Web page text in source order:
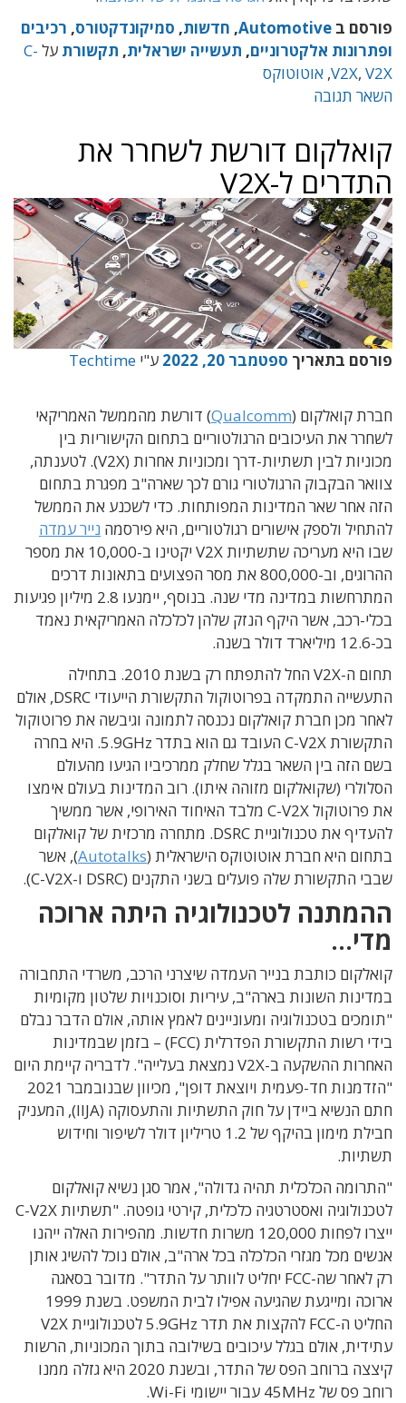
פורסם ב Automotive
, חדשות, סמיקונדקטורס, רכיבים
ופתרונות אלקטרוניים, תעשייה ישראלית, תקשורת על C-
V2X, V2X
, אוטוטוקס
השאר תגובה
קואלקום דורשת לשחרר את
התדרים ל-V2X
פורסם בתאריך ספטמבר 20, 2022 ע"י Techtime
חברת קואלקום (Qualcomm) דורשת מהממשל האמריקאי
לשחרר את העיכובים הרגולטוריים בתחום הקישוריות בין
מכוניות לבין תשתיות-דרך ומכוניות אחרות (V2X). לטענתה,
צוואר הבקבוק הרגולטורי גורם לכך שארה"ב מפגרת בתחום
הזה אחר שאר המדינות המפותחות. כדי לשכנע את הממשל
להתחיל ולספק אישורים רגולטוריים, היא פירסמה נייר עמדה
שבו היא מעריכה שתשתיות V2X יקטינו ב-10,000 את מספר
ההרוגים, וב-800,000 את מסר הפצועים בתאונות דרכים
המתרחשות במדינה מדי שנה. בנוסף, יימנעו 2.8 מיליון פגיעות
בכלי-רכב, אשר היקף הנזק שלהן לכלכלה האמריקאית נאמד
בכ-12.6 מיליארד דולר בשנה.
תחום ה-V2X החל להתפתח רק בשנת 2010. בתחילה
התעשייה התמקדה בפרוטוקול התקשורת הייעודי DSRC, אולם
לאחר מכן חברת קואלקום נכנסה לתמונה וגיבשה את פרוטוקול
התקשורת C-V2X העובד גם הוא בתדר 5.9GHz. היא בחרה
בשם הזה בין השאר בגלל שחלק ממרכיביו הגיעו מהעולם
הסלולרי (שקואלקום מזוהה איתו). רוב המדינות בעולם אימצו
את פרוטוקול C-V2X מלבד האיחוד האירופי, אשר ממשיך
להעדיף את טכנולוגיית DSRC. מתחרה מרכזית של קואלקום
בתחום היא חברת אוטוטוקס הישראלית (Autotalks), אשר
שבבי התקשורת שלה פועלים בשני התקנים (DSRC ו-C-V2X).
ההמתנה לטכנולוגיה היתה ארוכה
מדי…
קואלקום כותבת בנייר העמדה שיצרני הרכב, משרדי התחבורה
במדינות השונות בארה"ב, עיריות וסוכנויות שלטון מקומיות
"תומכים בטכנולוגיה ומעוניינים לאמץ אותה, אולם הדבר נבלם
בידי רשות התקשורת הפדרלית (FCC) – בזמן שבמדינות
האחרות ההשקעה ב-V2X נמצאת בעלייה". לדבריה קיימת היום
"הזדמנות חד-פעמית ויוצאת דופן", מכיוון שבנובמבר 2021
חתם הנשיא ביידן על חוק התשתיות והתעסוקה (IIJA), המעניק
חבילת מימון בהיקף של 1.2 טריליון דולר לשיפור וחידוש
תשתיות.
"התרומה הכלכלית תהיה גדולה", אמר סגן נשיא קואלקום
לטכנולוגיה ואסטרטגיה כלכלית, קירטי גופטה. "תשתיות C-V2X
ייצרו לפחות 120,000 משרות חדשות. מהפירות האלה ייהנו
אנשים מכל מגזרי הכלכלה בכל ארה"ב, אולם נוכל להשיג אותן
רק לאחר שה-FCC יחליט לוותר על התדר". מדובר בסאגה
ארוכה ומייגעת שהגיעה אפילו לבית המשפט. בשנת 1999
החליט ה-FCC להקצות את תדר 5.9GHz לטכנולוגיית V2X
עתידית, אולם בגלל עיכובים בשילובה בתוך המכוניות, הרשות
קיצצה ברוחב הפס של התדר, ובשנת 2020 היא גזלה ממנו
רוחב פס של 45MHz עבור יישומי Wi-Fi.